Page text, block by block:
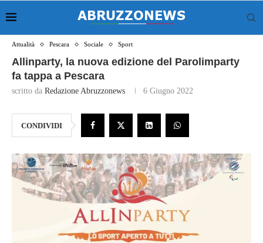
Attualità Pescara Sociale Sport
Allinparty, la nuova edizione del Parolimparty
fa tappa a Pescara
scritto da Redazione Abruzzonews 6 Giugno 2022
CONDIVIDI